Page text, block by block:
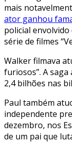
mais
ator ganhou
policial
série de filmes
Walker filmava
furiosos”. A
2,4 bilhões nas
Paul também
independente
dezembro, nos
de um pai que